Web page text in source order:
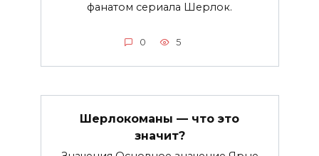
фанатом сериала Шерлок.
0 5
Шерлокоманы — что это
значит?